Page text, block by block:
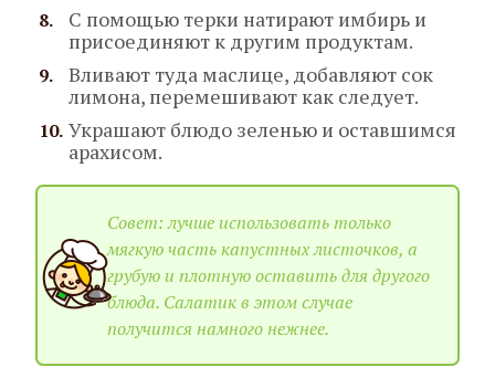
С помощью терки натирают имбирь и
присоединяют к другим продуктам.
Вливают туда маслице, добавляют сок
лимона, перемешивают как следует.
Украшают блюдо зеленью и оставшимся
арахисом.
Совет: лучше использовать только
мягкую часть капустных листочков, а
грубую и плотную оставить для другого
блюда. Салатик в этом случае
получится намного нежнее.